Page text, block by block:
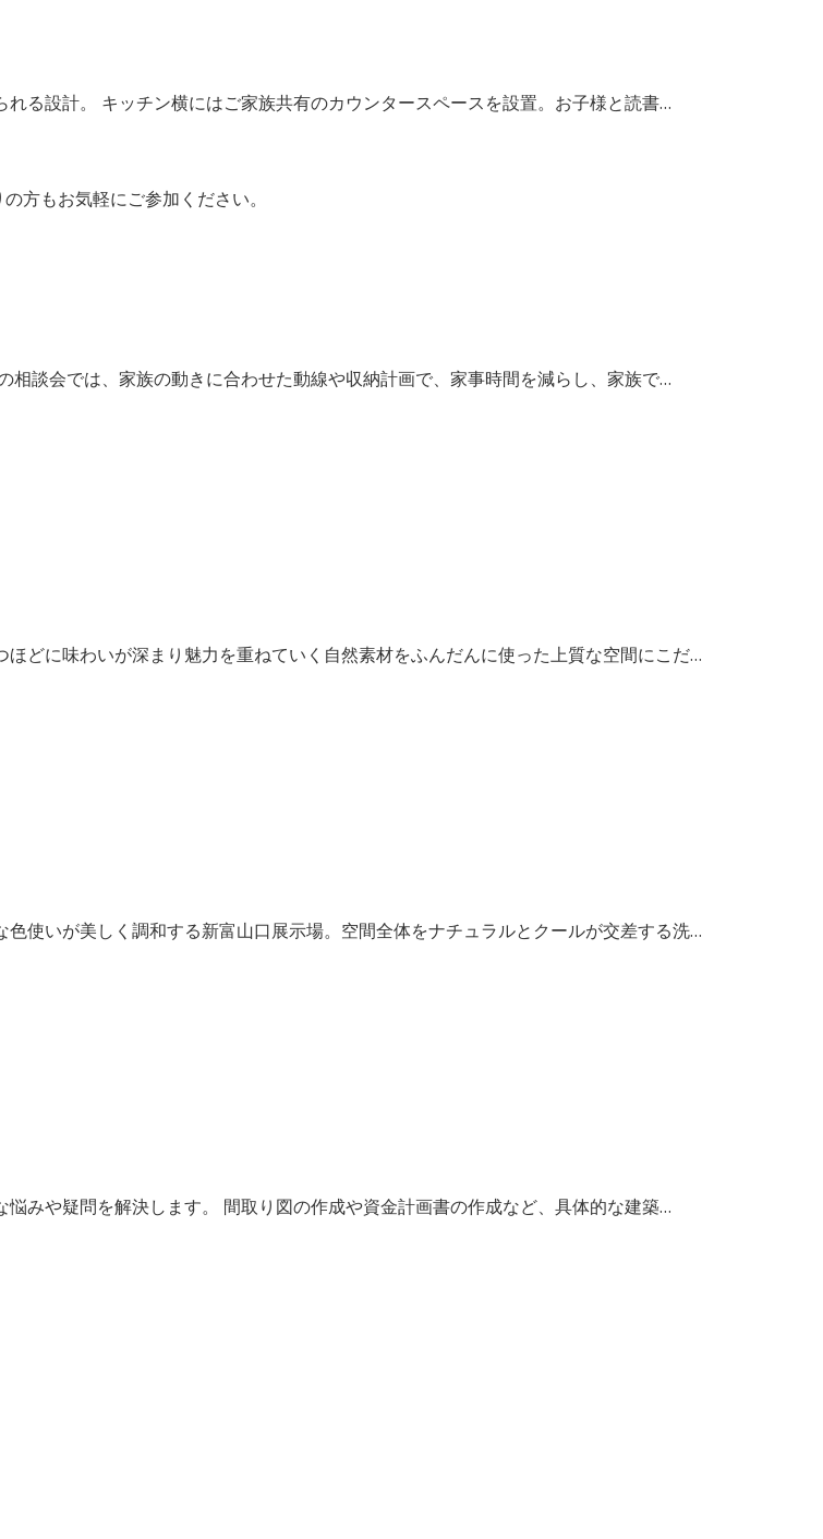
る設計。 キッチン横にはご家族共有のカウンタースペースを設置。お子様と読書…
方もお気軽にご参加ください。
談会では、家族の動きに合わせた動線や収納計画で、家事時間を減らし、家族で…
どに味わいが深まり魅力を重ねていく自然素材をふんだんに使った上質な空間にこだ…
使いが美しく調和する新富山口展示場。空間全体をナチュラルとクールが交差する洗…
みや疑問を解決します。 間取り図の作成や資金計画書の作成など、具体的な建築…